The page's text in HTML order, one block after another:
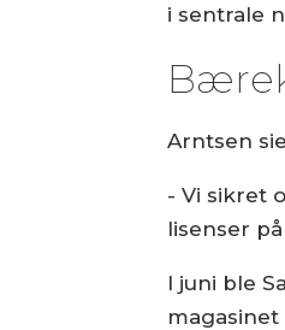
i sentrale
Arntsen
- Vi sikret
lisenser
I juni ble